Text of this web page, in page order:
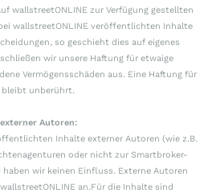
wallstreetONLINE zur Verfügung gestellten
wallstreetONLINE veröffentlichten Inhalte
so geschieht dies auf eigenes
wir unsere Haftung für etwaige
Vermögensschäden aus. Eine Haftung für
bleibt unberührt.
Autoren:
Inhalte externer Autoren (wie z.B.
oder nicht zur Smartbroker-
wir keinen Einfluss. Externe Autoren
an.Für die Inhalte sind